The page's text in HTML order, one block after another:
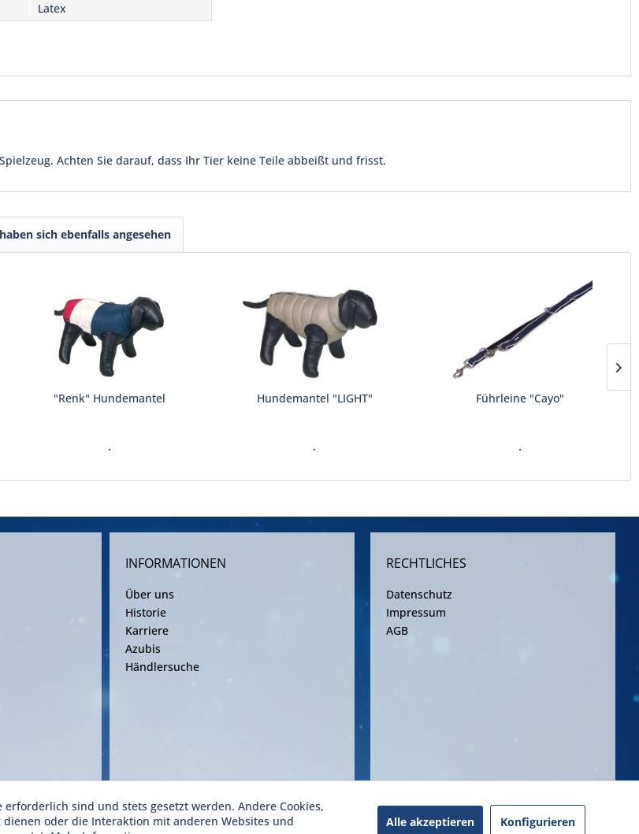
Latex
Achten Sie darauf, dass Ihr Tier keine Teile abbeißt und frisst.
sich ebenfalls angesehen
"Renk" Hundemantel
.
Hundemantel "LIGHT"
.
Führleine "Cayo"
.
INFORMATIONEN
Über uns
Historie
Karriere
Azubis
Händlersuche
RECHTLICHES
Datenschutz
Impressum
AGB
zzgl. Versandkosten gemäß gültiger Frachtvereinbarung
sind und stets gesetzt werden. Andere Cookies,
oder die Interaktion mit anderen Websites und
Alle akzeptieren Konfigurieren